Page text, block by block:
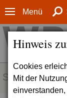
Hinweis
Cookies
Mit der
Menü
SERVICE